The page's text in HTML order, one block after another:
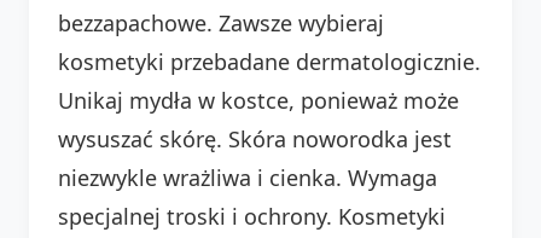
bezzapachowe. Zawsze wybieraj
kosmetyki przebadane dermatologicznie.
Unikaj mydła w kostce, ponieważ może
wysuszać skórę. Skóra noworodka jest
niezwykle wrażliwa i cienka. Wymaga
specjalnej troski i ochrony. Kosmetyki